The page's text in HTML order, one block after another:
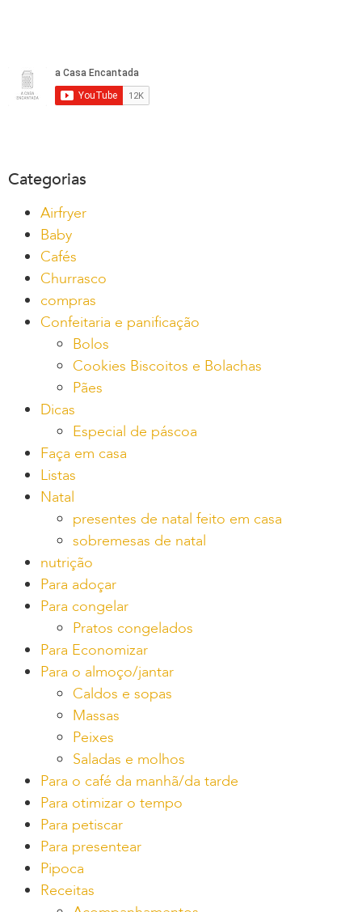
Categorias
Airfryer
Baby
Cafés
Churrasco
compras
Confeitaria e panificação
Bolos
Cookies Biscoitos e Bolachas
Pães
Dicas
Especial de páscoa
Faça em casa
Listas
Natal
presentes de natal feito em casa
sobremesas de natal
nutrição
Para adoçar
Para congelar
Pratos congelados
Para Economizar
Para o almoço/jantar
Caldos e sopas
Massas
Peixes
Saladas e molhos
Para o café da manhã/da tarde
Para otimizar o tempo
Para petiscar
Para presentear
Pipoca
Receitas